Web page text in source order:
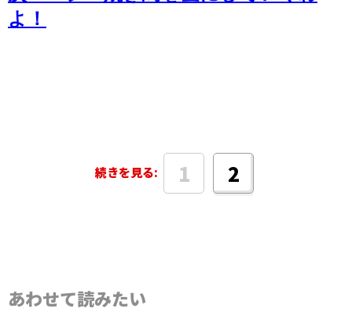
よ！
続きを見る: 1 2
あわせて読みたい